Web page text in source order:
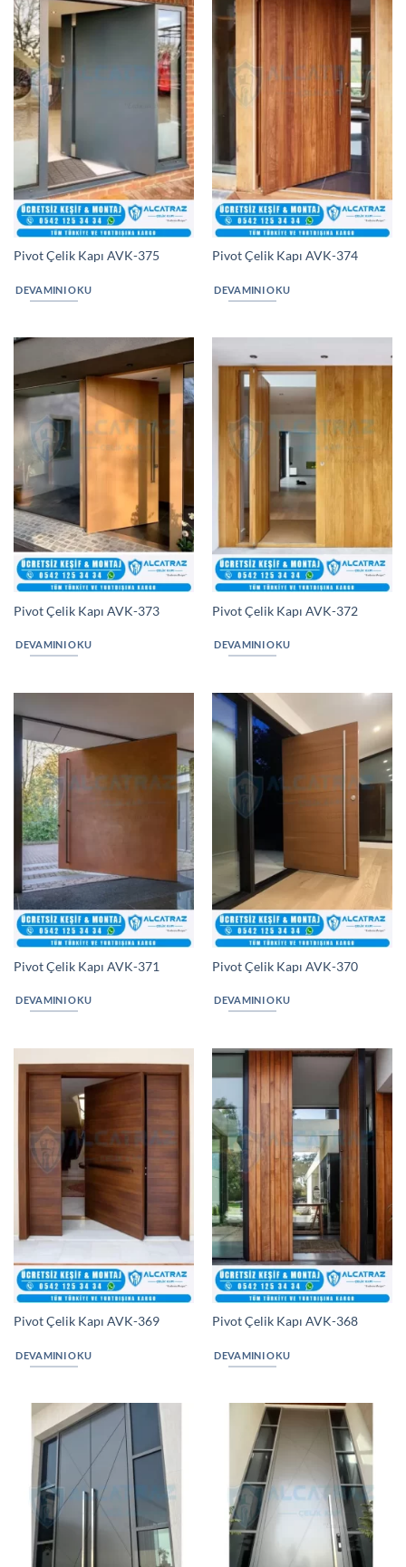
Pivot Çelik Kapı AVK-375
DEVAMINI OKU
Pivot Çelik Kapı AVK-374
DEVAMINI OKU
Pivot Çelik Kapı AVK-373
DEVAMINI OKU
Pivot Çelik Kapı AVK-372
DEVAMINI OKU
Pivot Çelik Kapı AVK-371
DEVAMINI OKU
Pivot Çelik Kapı AVK-370
DEVAMINI OKU
Pivot Çelik Kapı AVK-369
DEVAMINI OKU
Pivot Çelik Kapı AVK-368
DEVAMINI OKU